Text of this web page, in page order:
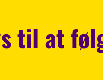
til at